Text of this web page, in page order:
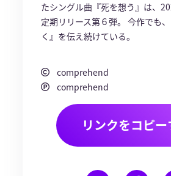
たシングル曲『死を想う』は、
定期リリース第６弾。 今作でも
く』を伝え続けている。
comprehend
comprehend
リンクをコピー